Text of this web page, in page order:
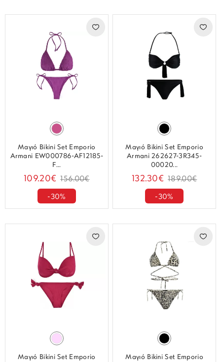
Μαγιό Bikini Set Emporio
Armani EW000786-AF12185-
F...
109.20€ 156.00€
-30%
Μαγιό Bikini Set Emporio
Armani 262627-3R345-
00020...
132.30€ 189.00€
-30%
Μαγιό Bikini Set Emporio
Μαγιό Bikini Set Emporio